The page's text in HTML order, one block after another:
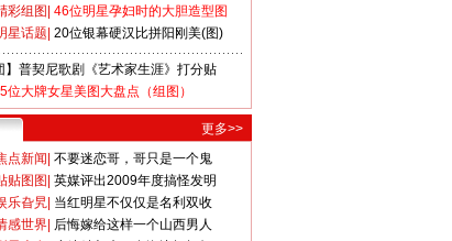
彩组图 46位明星孕妇时的大胆造型图
星话题 20位银幕硬汉比拼阳刚美(图)
】普契尼歌剧《艺术家生涯》打分贴
位大牌女星美图大盘点（组图）
更多>>
点新闻 不要迷恋哥，哥只是一个鬼
贴图图 英媒评出2009年度搞怪发明
乐旮旯 当红明星不仅仅是名利双收
感世界 后悔嫁给这样一个山西男人